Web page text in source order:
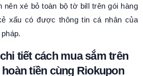
nên xé bỏ toàn bộ tờ bill trên gói hàng
xấu có được thông tin cá nhân của
tiết cách mua sắm trên
tiền cùng Riokupon